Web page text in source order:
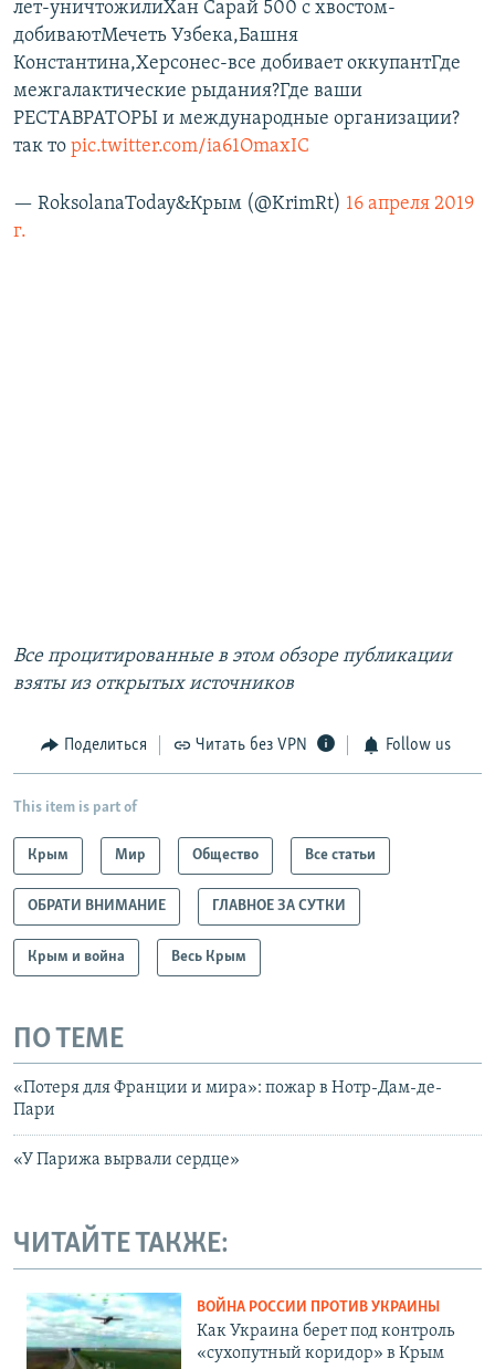
лет-уничтожилиХан Сарай 500 с хвостом-
добиваютМечеть Узбека,Башня
Константина,Херсонес-все добивает оккупантГде
межгалактические рыдания?Где ваши
РЕСТАВРАТОРЫ и международные организации?
так то pic.twitter.com/ia61OmaxIC
— RoksolanaToday&Крым (@KrimRt) 16 апреля 2019
г.
Все процитированные в этом обзоре публикации
взяты из открытых источников
Поделиться Читать без VPN Follow us
This item is part of
Крым Мир Общество Все статьи
ОБРАТИ ВНИМАНИЕ ГЛАВНОЕ ЗА СУТКИ
Крым и война Весь Крым
ПО ТЕМЕ
«Потеря для Франции и мира»: пожар в Нотр-Дам-де-
Пари
«У Парижа вырвали сердце»
ЧИТАЙТЕ ТАКЖЕ:
ВОЙНА РОССИИ ПРОТИВ УКРАИНЫ
Как Украина берет под контроль
«сухопутный коридор» в Крым